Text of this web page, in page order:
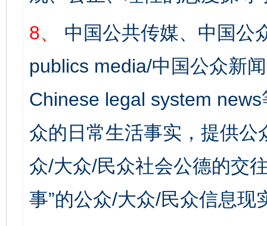
8、
中国公共传媒、中国公
publics media/中国公众新
Chinese legal system
众的日常生活事实，提供
众/大众/民众社会公德的交
事”的公众/大众/民众信息现